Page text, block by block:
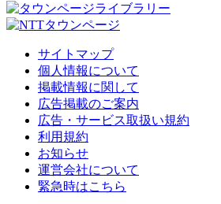
サイトマップ
個人情報について
掲載情報に関して
広告掲載のご案内
広告・サービス取扱い規約
利用規約
お知らせ
運営会社について
緊急時はこちら